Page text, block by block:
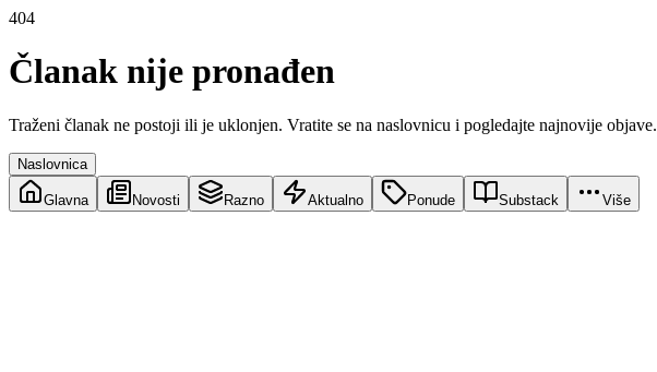
404
Članak nije pronađen
Traženi članak ne postoji ili je uklonjen. Vratite se na naslovnicu i pogledajte najnovije objave.
Naslovnica
Glavna Novosti Razno Aktualno Ponude Substack Više